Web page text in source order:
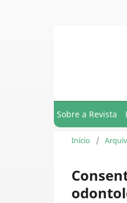
Sobre a Revista
Início /